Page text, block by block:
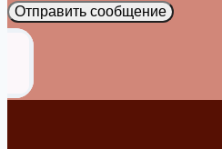
Отправить сообщение